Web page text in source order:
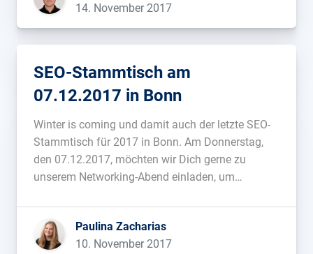
14. November 2017
SEO-Stammtisch am
07.12.2017 in Bonn
Winter is coming und damit auch der letzte SEO-
Stammtisch für 2017 in Bonn. Am Donnerstag,
den 07.12.2017, möchten wir Dich gerne zu
unserem Networking-Abend einladen, um
Bevor wir uns wie gehabt zum regen Austausch
rund um Onkel Google & Co. treffen, möchten wir
auch […]...
Paulina Zacharias
10. November 2017